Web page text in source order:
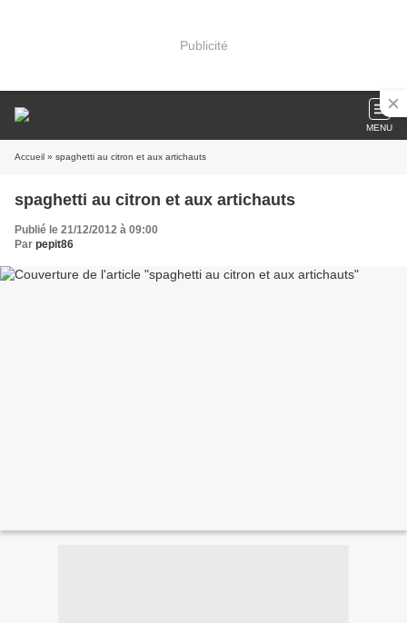
Publicité
MENU
Accueil » spaghetti au citron et aux artichauts
spaghetti au citron et aux artichauts
Publié le 21/12/2012 à 09:00
Par pepit86